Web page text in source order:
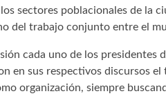
sectores poblacionales de la
del trabajo conjunto entre el
cada uno de los presidentes
en sus respectivos discursos
organización, siempre